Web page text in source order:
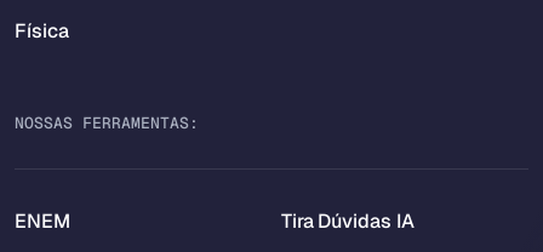
Física
NOSSAS FERRAMENTAS:
ENEM Tira Dúvidas IA